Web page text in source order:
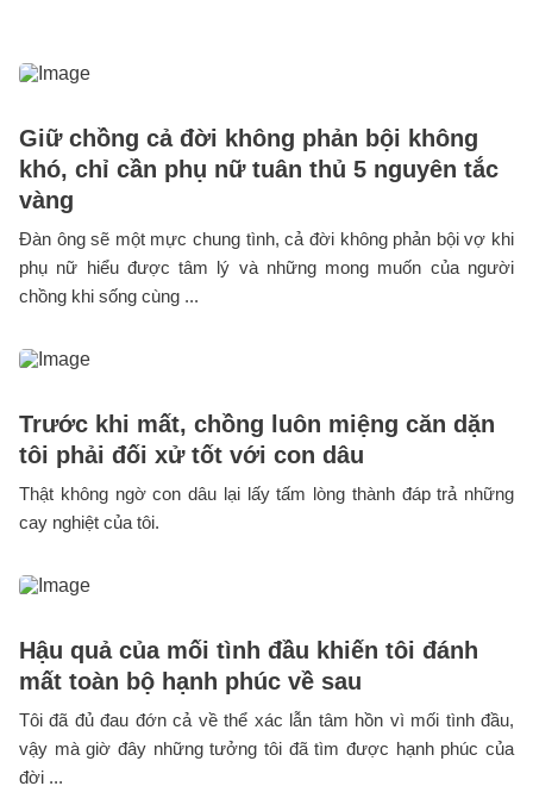
Giữ chồng cả đời không phản bội không
khó, chỉ cần phụ nữ tuân thủ 5 nguyên tắc
vàng
Đàn ông sẽ một mực chung tình, cả đời không phản bội vợ khi
phụ nữ hiểu được tâm lý và những mong muốn của người
chồng khi sống cùng ...
Trước khi mất, chồng luôn miệng căn dặn
tôi phải đối xử tốt với con dâu
Thật không ngờ con dâu lại lấy tấm lòng thành đáp trả những
cay nghiệt của tôi.
Hậu quả của mối tình đầu khiến tôi đánh
mất toàn bộ hạnh phúc về sau
Tôi đã đủ đau đớn cả về thể xác lẫn tâm hồn vì mối tình đầu,
vậy mà giờ đây những tưởng tôi đã tìm được hạnh phúc của
đời ...